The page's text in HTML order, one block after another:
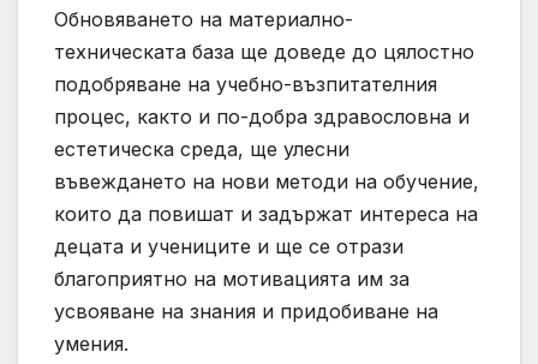
Обновяването на материално-
техническата база ще доведе до цялостно
подобряване на учебно-възпитателния
процес, както и по-добра здравословна и
естетическа среда, ще улесни
въвеждането на нови методи на обучение,
които да повишат и задържат интереса на
децата и учениците и ще се отрази
благоприятно на мотивацията им за
усвояване на знания и придобиване на
умения.